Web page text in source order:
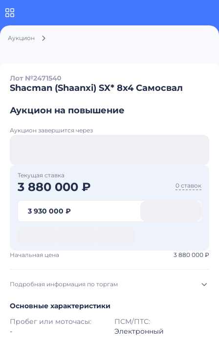
Аукцион
Лот №2471540
Shacman (Shaanxi) SX* 8x4 Самосвал
Аукцион на повышение
Аукцион завершится через
Текущая ставка
3 880 000 ₽ 0 ставок
3 930 000 ₽
Начальная цена 3 880 000 ₽
Подробная информация по торгам
Начало торгов: 03.08.2026, 21:18 МСК
10.08.2026, 22:08 МСК
Основные характеристики
Пробег или моточасы:
-
ПСМ/ПТС:
Электронный